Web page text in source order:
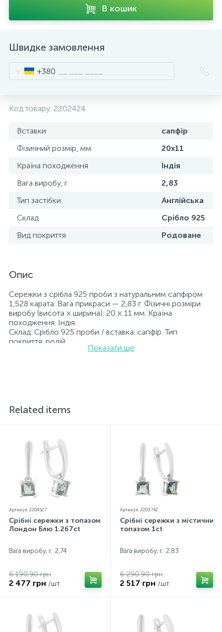
В кошик
Швидке замовлення
+380
Код товару: 2202424
Вставки
сапфір
Фізичний розмір, мм.
20x11
Країна походження
Індія
Вага виробу, г.
2,83
Тип застібки
Англійська
Склад
Срібло 925
Вид покриття
Родоване
Опис
Сережки з срібла 925 проби з натуральним сапфіром
1,528 карата. Вага прикраси — 2,83 г. Фізичні розміри
виробу (висота × ширина): 20 × 11 мм. Країна
походження: Індія.
Склад: Срібло 925 проби / вставка: сапфір. Тип
покриття: родій.
зазначено відповідну пробу. До кожної ювелірної
кольорів екраном
Показати ще
Related items
Артикул: 2204527
Срібні сережки з топазом
Лондон Блю 1.267ct
Вага виробу, г.: 2,74
6 190.90 грн
2 477 грн /шт.
Артикул: 2203742
Срібні сережки з містичним
топазом 1ct
Вага виробу, г.: 2,83
6 290.90 грн
2 517 грн /шт.